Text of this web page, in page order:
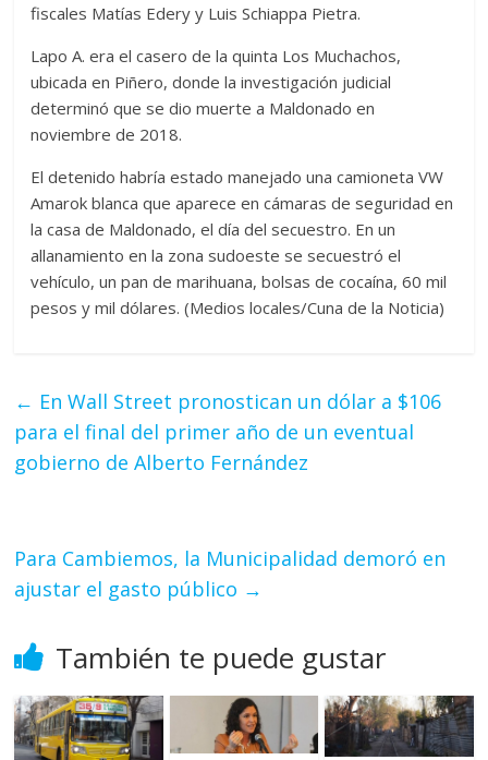
fiscales Matías Edery y Luis Schiappa Pietra.
Lapo A. era el casero de la quinta Los Muchachos,
ubicada en Piñero, donde la investigación judicial
determinó que se dio muerte a Maldonado en
noviembre de 2018.
El detenido habría estado manejado una camioneta VW
Amarok blanca que aparece en cámaras de seguridad en
la casa de Maldonado, el día del secuestro. En un
allanamiento en la zona sudoeste se secuestró el
vehículo, un pan de marihuana, bolsas de cocaína, 60 mil
pesos y mil dólares. (Medios locales/Cuna de la Noticia)
← En Wall Street pronostican un dólar a $106
para el final del primer año de un eventual
gobierno de Alberto Fernández
Para Cambiemos, la Municipalidad demoró en
ajustar el gasto público →
También te puede gustar